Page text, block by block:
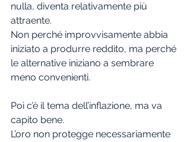
nulla, diventa relativamente più
attraente.
Non perché improvvisamente abbia
iniziato a produrre reddito, ma perché
le alternative iniziano a sembrare
meno convenienti.
Poi c’è il tema dell’inflazione, ma va
capito bene.
L’oro non protegge necessariamente